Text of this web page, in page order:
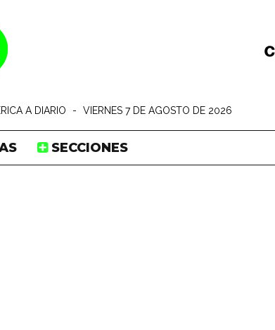
A DIARIO - VIERNES 7 DE AGOSTO DE 2026
SECCIONES